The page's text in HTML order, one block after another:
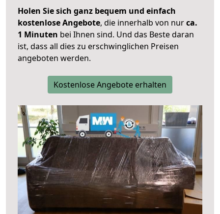
Holen Sie sich ganz bequem und einfach
kostenlose Angebote, die innerhalb von nurca.
1 Minuten bei Ihnen sind. Und das Beste daran
ist, dass all dies zu erschwinglichen Preisen
angeboten werden.
Kostenlose Angebote erhalten